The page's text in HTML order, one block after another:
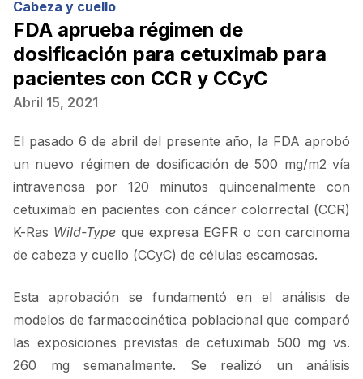
Cabeza y cuello
FDA aprueba régimen de
dosificación para cetuximab para
pacientes con CCR y CCyC
Abril 15, 2021
El pasado 6 de abril del presente año, la FDA aprobó
un nuevo régimen de dosificación de 500 mg/m2 vía
intravenosa por 120 minutos quincenalmente con
cetuximab en pacientes con cáncer colorrectal (CCR)
K-Ras Wild-Type que expresa EGFR o con carcinoma
de cabeza y cuello (CCyC) de células escamosas.
Esta aprobación se fundamentó en el análisis de
modelos de farmacocinética poblacional que comparó
las exposiciones previstas de cetuximab 500 mg vs.
260 mg semanalmente. Se realizó un análisis